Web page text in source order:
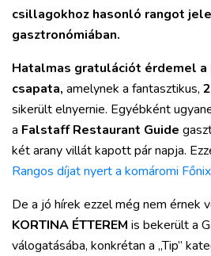
csillagokhoz hasonló rangot
gasztronómiában.
Hatalmas gratulációt érdemel a
csapata, amelynek a fantasztikus,
sikerült elnyernie. Egyébként
a Falstaff Restaurant Guide
két arany villát kapott pár napja.
Rangos díjat nyert a komáromi
De a jó hírek ezzel még nem érnek
KORTINA ÉTTEREM is bekerült a
válogatásába, konkrétan a „Tip”